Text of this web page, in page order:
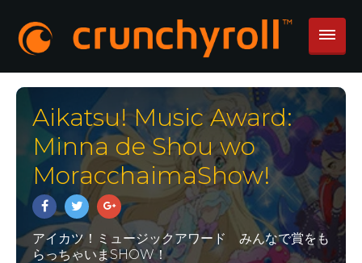
Aikatsu! Music Award:
Minna de Shou wo
MoracchaimaShow!
アイカツ！ミュージックアワード みんなで賞をも
らっちゃいまSHOW！